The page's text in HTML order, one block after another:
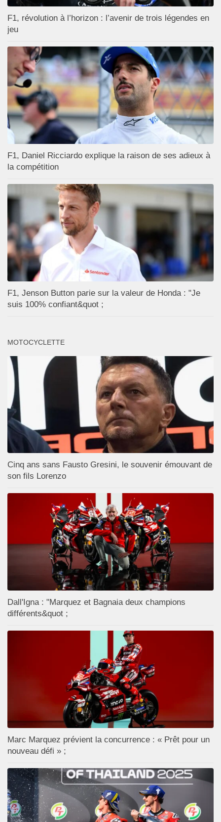
F1, révolution à l’horizon : l’avenir de trois légendes en
jeu
F1, Daniel Ricciardo explique la raison de ses adieux à
la compétition
F1, Jenson Button parie sur la valeur de Honda : "Je
suis 100% confiant&quot ;
MOTOCYCLETTE
Cinq ans sans Fausto Gresini, le souvenir émouvant de
son fils Lorenzo
Dall'Igna : "Marquez et Bagnaia deux champions
différents&quot ;
Marc Marquez prévient la concurrence : « Prêt pour un
nouveau défi » ;